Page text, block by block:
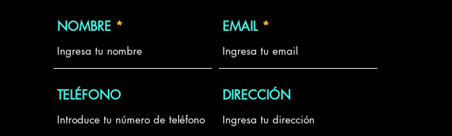
NOMBRE EMAIL
TELÉFONO DIRECCIÓN